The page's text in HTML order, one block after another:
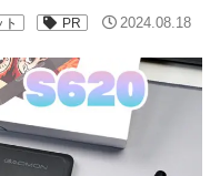
PR 2024.08.18